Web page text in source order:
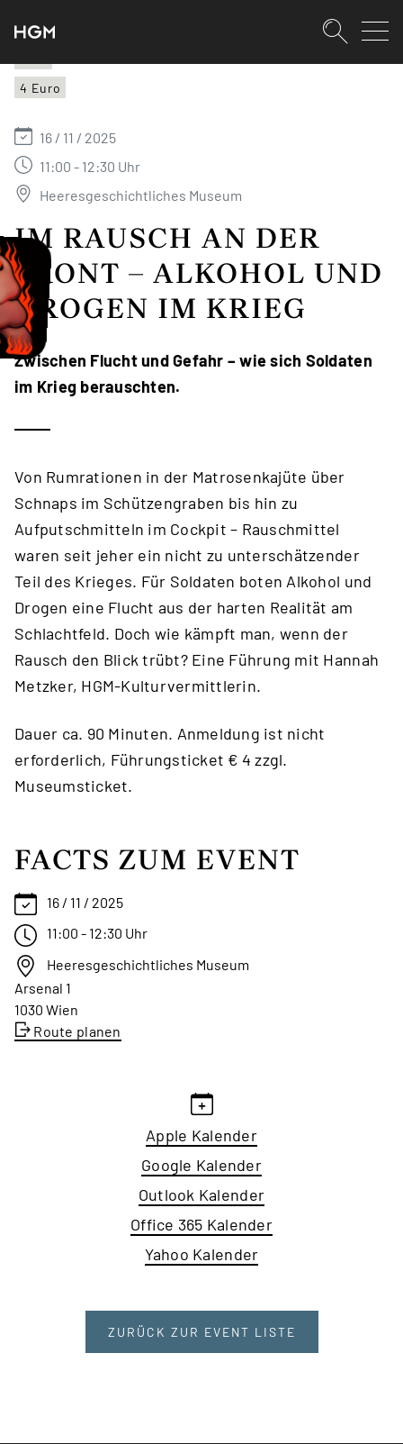
SKIPLINKS
4 Euro
16 / 11 / 2025
11:00 - 12:30 Uhr
Heeresgeschichtliches Museum
IM RAUSCH AN DER
FRONT – ALKOHOL UND
DROGEN IM KRIEG
Zwischen Flucht und Gefahr – wie sich Soldaten
im Krieg berauschten.
Von Rumrationen in der Matrosenkajüte über
Schnaps im Schützengraben bis hin zu
Aufputschmitteln im Cockpit – Rauschmittel
waren seit jeher ein nicht zu unterschätzender
Teil des Krieges. Für Soldaten boten Alkohol und
Drogen eine Flucht aus der harten Realität am
Schlachtfeld. Doch wie kämpft man, wenn der
Rausch den Blick trübt? Eine Führung mit Hannah
Metzker, HGM-Kulturvermittlerin.
Dauer ca. 90 Minuten. Anmeldung ist nicht
erforderlich, Führungsticket € 4 zzgl.
Museumsticket.
FACTS ZUM EVENT
16 / 11 / 2025
11:00 - 12:30 Uhr
Heeresgeschichtliches Museum
Arsenal 1
1030 Wien
Route planen
Apple Kalender
Google Kalender
Outlook Kalender
Office 365 Kalender
Yahoo Kalender
ZURÜCK ZUR EVENT LISTE